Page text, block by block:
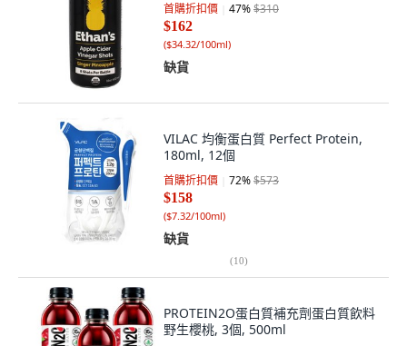
首購折扣價 47%$310
$162
($34.32/100ml)
缺貨
VILAC 均衡蛋白質 Perfect Protein,
180ml, 12個
首購折扣價 72%$573
$158
($7.32/100ml)
缺貨
(10)
PROTEIN2O蛋白質補充劑蛋白質飲料
野生櫻桃, 3個, 500ml